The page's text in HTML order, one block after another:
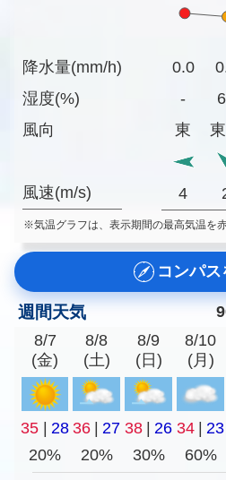
降水量(mm/h)
湿度(%)
風向
風速(m/s)
0.0
-
東
4
※気温グラフは、表示期間の最高気温を
コンパス
週間天気
8/7
(金)
8/8
(土)
8/9
(日)
8/10
(月)
35 | 28 36 | 27 38 | 26 34 | 23
20%
20% 30% 60%